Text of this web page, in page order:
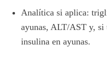
Analítica si aplica:
ayunas, ALT/AST y, si
insulina en ayunas.